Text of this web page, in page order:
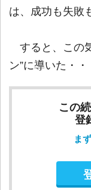
は、成功も失敗
すると、この
ン”に導いた・・
この
登
ま